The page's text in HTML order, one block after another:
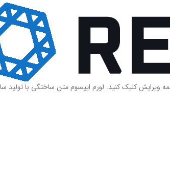
ویرایش کلیک کنید. لورم ایپسوم متن ساختگی با